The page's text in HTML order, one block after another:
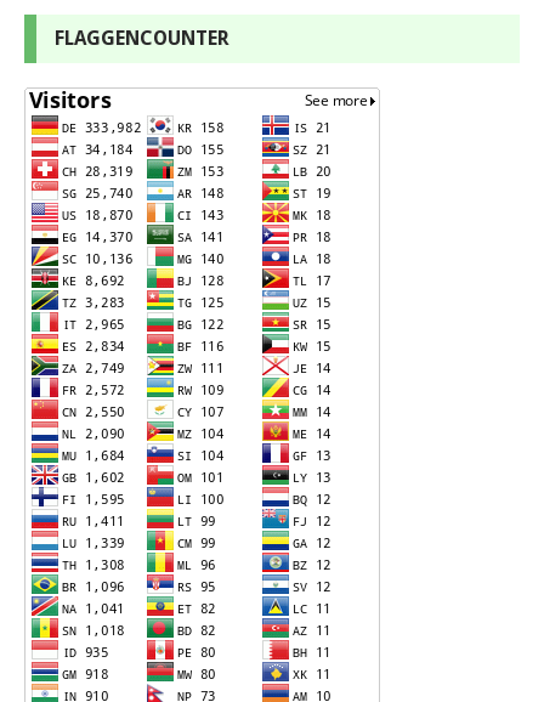
FLAGGENCOUNTER